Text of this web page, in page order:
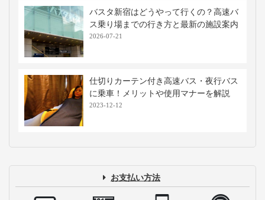
バスタ新宿はどうやって行くの？高速バ
ス乗り場までの行き方と最新の施設案内
2026-07-21
仕切りカーテン付き高速バス・夜行バス
に乗車！メリットや使用マナーを解説
2023-12-12
お支払い方法